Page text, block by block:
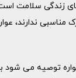
زندگی سلامت
مناسبی ندارند،
توصیه می شود